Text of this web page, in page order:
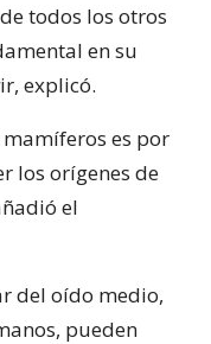
todos los otros
en su
explicó.
mamíferos es por
los orígenes de
el
del oído medio,
pueden